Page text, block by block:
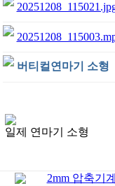
버티컬연마기 소형
일제 연마기 소형
2mm 압축기계